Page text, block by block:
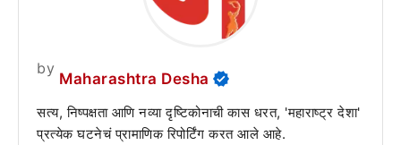
by
Maharashtra Desha
सत्य, निष्पक्षता आणि नव्या दृष्टिकोनाची कास धरत, 'महाराष्ट्र देशा'
प्रत्येक घटनेचं प्रामाणिक रिपोर्टिंग करत आले आहे.